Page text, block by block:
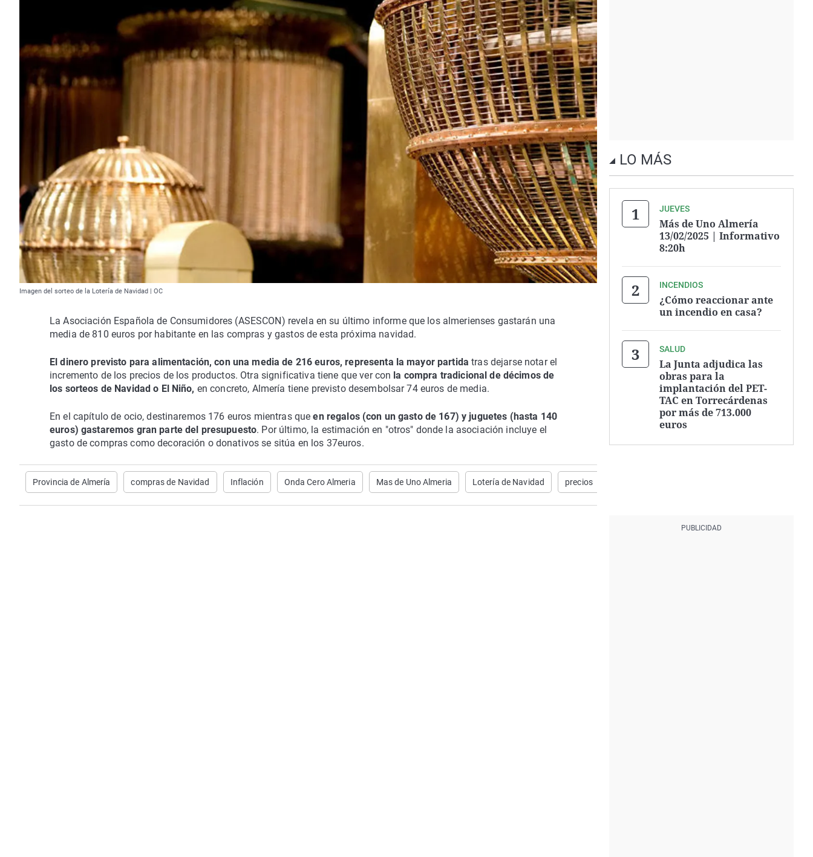
Imagen del sorteo de la Lotería de Navidad | OC
La Asociación Española de Consumidores (ASESCON) revela en su último informe que los almerienses gastarán una
media de 810 euros por habitante en las compras y gastos de esta próxima navidad.
El dinero previsto para alimentación, con una media de 216 euros, representa la mayor partidatras dejarse notar el
incremento de los precios de los productos. Otra significativa tiene que ver con la compra tradicional de décimos de
los sorteos de Navidad o El Niño, en concreto, Almería tiene previsto desembolsar 74 euros de media.
En el capítulo de ocio, destinaremos 176 euros mientras que en regalos (con un gasto de 167) y juguetes (hasta 140
euros) gastaremos gran parte del presupuesto. Por último, la estimación en "otros" donde la asociación incluye el
gasto de compras como decoración o donativos se sitúa en los 37euros.
Provincia de Almería compras de Navidad Inflación Onda Cero Almeria Mas de Uno Almeria Lotería de Navidad precios
LO MÁS
JUEVES
Más de Uno Almería
13/02/2025 | Informativo
8:20h
INCENDIOS
¿Cómo reaccionar ante
un incendio en casa?
SALUD
La Junta adjudica las
obras para la
implantación del PET-
TAC en Torrecárdenas
por más de 713.000
euros